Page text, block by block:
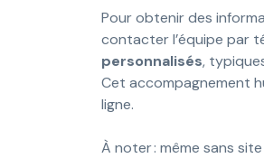
Pour obtenir des
contacter l’équipe par
personnalisés,
Cet accompagnement
ligne.
À noter : même sans